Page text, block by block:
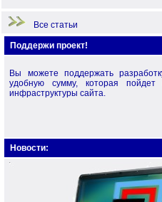
Все статьи
Поддержи проект!
Вы можете поддержать
удобную сумму, которая
инфраструктуры сайта.
Новости: